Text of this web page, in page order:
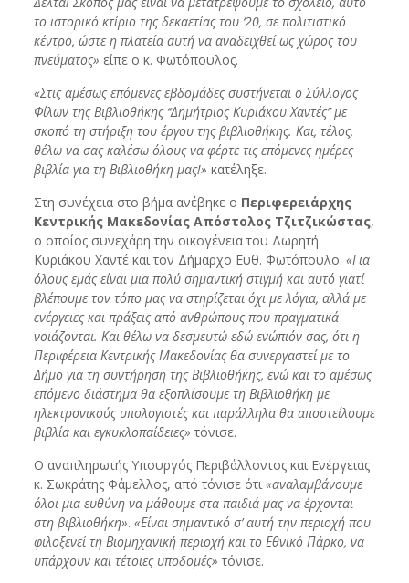
το ιστορικό κτίριο της δεκαετίας του ‘20, σε πολιτιστικό
κέντρο, ώστε η πλατεία αυτή να αναδειχθεί ως χώρος του
πνεύματος» είπε ο κ. Φωτόπουλος.
«Στις αμέσως επόμενες εβδομάδες συστήνεται ο Σύλλογος
Φίλων της Βιβλιοθήκης ‘‘Δημήτριος Κυριάκου Χαντές’’ με
σκοπό τη στήριξη του έργου της βιβλιοθήκης. Και, τέλος,
θέλω να σας καλέσω όλους να φέρτε τις επόμενες ημέρες
βιβλία για τη Βιβλιοθήκη μας!» κατέληξε.
Στη συνέχεια στο βήμα ανέβηκε ο Περιφερειάρχης
Κεντρικής Μακεδονίας Απόστολος Τζιτζικώστας,
ο οποίος συνεχάρη την οικογένεια του Δωρητή
Κυριάκου Χαντέ και τον Δήμαρχο Ευθ. Φωτόπουλο. «Για
όλους εμάς είναι μια πολύ σημαντική στιγμή και αυτό γιατί
βλέπουμε τον τόπο μας να στηρίζεται όχι με λόγια, αλλά με
ενέργειες και πράξεις από ανθρώπους που πραγματικά
νοιάζονται. Και θέλω να δεσμευτώ εδώ ενώπιόν σας, ότι η
Περιφέρεια Κεντρικής Μακεδονίας θα συνεργαστεί με το
Δήμο για τη συντήρηση της Βιβλιοθήκης, ενώ και το αμέσως
επόμενο διάστημα θα εξοπλίσουμε τη Βιβλιοθήκη με
ηλεκτρονικούς υπολογιστές και παράλληλα θα αποστείλουμε
βιβλία και εγκυκλοπαίδειες» τόνισε.
Ο αναπληρωτής Υπουργός Περιβάλλοντος και Ενέργειας
κ. Σωκράτης Φάμελλος, από τόνισε ότι«αναλαμβάνουμε
όλοι μια ευθύνη να μάθουμε στα παιδιά μας να έρχονται
στη βιβλιοθήκη». «Είναι σημαντικό σ’ αυτή την περιοχή που
φιλοξενεί τη Βιομηχανική περιοχή και το Εθνικό Πάρκο, να
υπάρχουν και τέτοιες υποδομές» τόνισε.